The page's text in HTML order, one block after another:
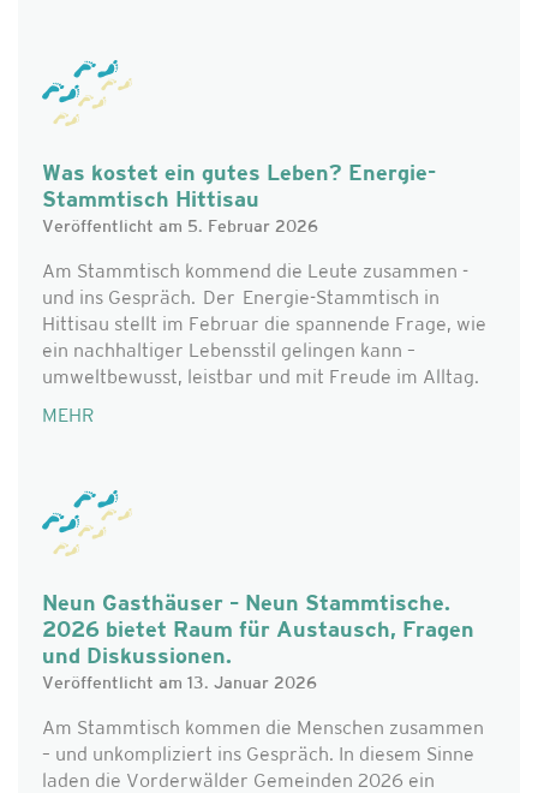
Was kostet ein gutes Leben? Energie-
Stammtisch Hittisau
Veröffentlicht am 5. Februar 2026
Am Stammtisch kommend die Leute zusammen -
und ins Gespräch. Der Energie-Stammtisch in
Hittisau stellt im Februar die spannende Frage, wie
ein nachhaltiger Lebensstil gelingen kann –
umweltbewusst, leistbar und mit Freude im Alltag.
MEHR
Neun Gasthäuser – Neun Stammtische.
2026 bietet Raum für Austausch, Fragen
und Diskussionen.
Veröffentlicht am 13. Januar 2026
Am Stammtisch kommen die Menschen zusammen
– und unkompliziert ins Gespräch. In diesem Sinne
laden die Vorderwälder Gemeinden 2026 ein